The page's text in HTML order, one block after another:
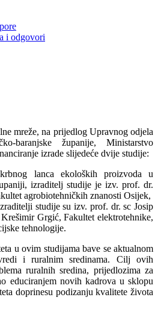
i odgovori
mreže, na prijedlog Upravnog odjela
baranjske županije, Ministarstvo
izrade slijedeće dvije studije:
lanca ekoloških proizvoda u
izraditelj studije je izv. prof. dr.
agrobiotehničkih znanosti Osijek,
studije su izv. prof. dr. sc Josip
Grgić, Fakultet elektrotehnike,
tehnologije.
u ovim studijama bave se aktualnom
i ruralnim sredinama. Cilj ovih
ruralnih sredina, prijedlozima za
educiranjem novih kadrova u sklopu
doprinesu podizanju kvalitete života